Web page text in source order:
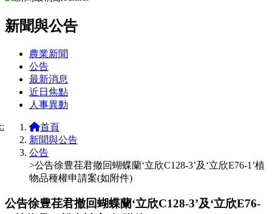
新聞與公告
農業新聞
公告
最新消息
近日焦點
人事異動
首頁
新聞與公告
公告
>公告徐豊荏君撤回蝴蝶蘭‘立欣C128-3’及‘立欣E76-1’植
物品種權申請案(如附件)
公告徐豊荏君撤回蝴蝶蘭‘立欣C128-3’及‘立欣E76-